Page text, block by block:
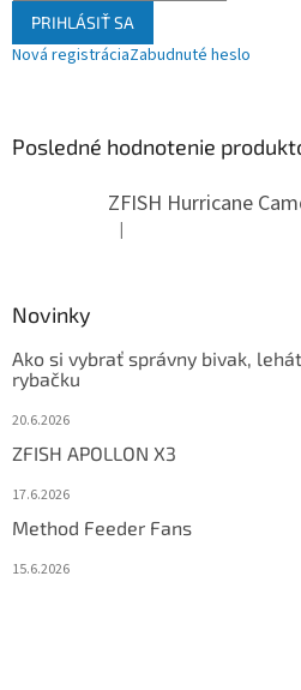
PRIHLÁSIŤ SA
Nová registráciaZabudnuté heslo
Posledné hodnotenie
ZFISH Hurricane
Hodnotenie produktu je 5
|
Novinky
Ako si vybrať správny bivak,
rybačku
20.6.2026
ZFISH APOLLON X3
17.6.2026
Method Feeder Fans
15.6.2026